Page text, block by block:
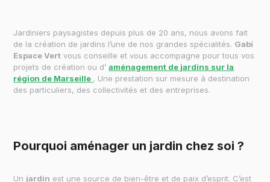
Jardiniers paysagistes depuis plus de 20 ans, nous avons fait
de la création de jardins l’une de nos grandes spécialités. Gabi
Espace Vert vous conseille et vous accompagne pour tous vos
projets de création ou d’aménagement de jardins sur la
région de Marseille . Une prestation sur mesure à destination
des particuliers, des collectivités et des entreprises.
Pourquoi aménager un jardin chez soi ?
Un jardin est une source de bien-être et de paix d’esprit. C’est